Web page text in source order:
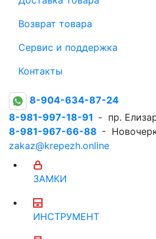
Возврат товара
Сервис и поддержка
Контакты
8-904-634-87-24
8-981-997-18-91 - пр.
8-981-967-66-88 -
zakaz@krepezh.online
ЗАМКИ
ИНСТРУМЕНТ